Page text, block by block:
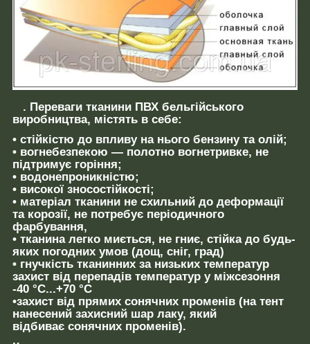
. Переваги тканини ПВХ бельгійського
виробництва, містять в себе:
• стійкістю до впливу на нього бензину та олій;
• вогнебезпекою — полотно вогнетривке, не
підтримує горіння;
• водонепроникністю;
• високої зносостійкості;
• матеріал тканини не схильний до деформації
та корозії, не потребує періодичного
фарбування,
• тканина легко миється, не гниє, стійка до будь-
яких погодних умов (дощ, сніг, град)
• гнучкість тканинних за низьких температур
захист від перепадів температур у міжсезоння
-40 °C...+70 °C
•захист від прямих сонячних променів (на тент
нанесений захисний шар лаку, який
відбиває сонячних променів).